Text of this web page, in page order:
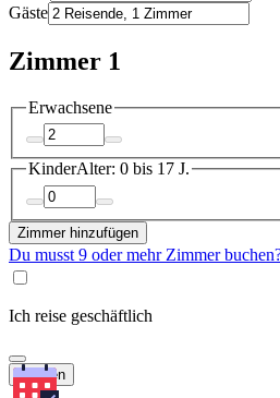
Gäste
Zimmer 1
Erwachsene
KinderAlter: 0 bis 17 J.
Zimmer hinzufügen
Du musst 9 oder mehr Zimmer
Ich reise geschäftlich
Suchen